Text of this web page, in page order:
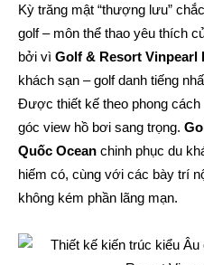
Kỳ trăng mật “thượng lưu”
golf – môn thể thao yêu thích
bởi vì Golf & Resort Vinpearl
khách sạn – golf danh tiếng
Được thiết kế theo phong
góc view hồ bơi sang trọng.
Quốc Ocean chinh phục du
hiếm có, cùng với các bày trí
không kém phần lãng mạn.